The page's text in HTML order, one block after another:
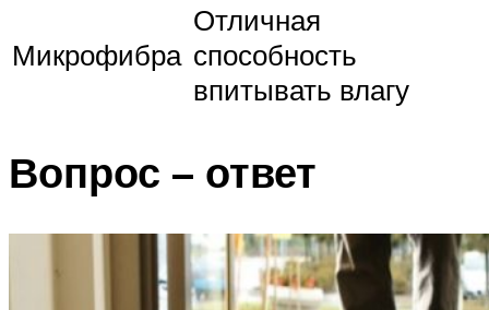
Микрофибра
Отличная
способность
впитывать влагу
Вопрос – ответ